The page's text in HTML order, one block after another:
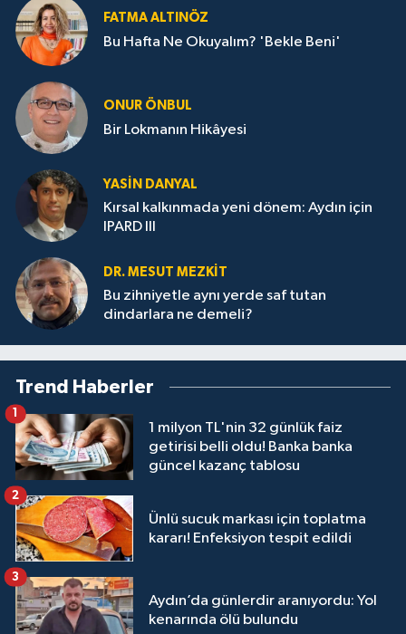
FATMA ALTINÖZ
Bu Hafta Ne Okuyalım? 'Bekle Beni'
ONUR ÖNBUL
Bir Lokmanın Hikâyesi
YASIN DANYAL
Kırsal kalkınmada yeni dönem: Aydın için
IPARD III
DR. MESUT MEZKIT
Bu zihniyetle aynı yerde saf tutan
dindarlara ne demeli?
Trend Haberler
1 milyon TL'nin 32 günlük faiz
getirisi belli oldu! Banka banka
güncel kazanç tablosu
1
Ünlü sucuk markası için toplatma
kararı! Enfeksiyon tespit edildi
2
Aydın’da günlerdir aranıyordu: Yol
kenarında ölü bulundu
3